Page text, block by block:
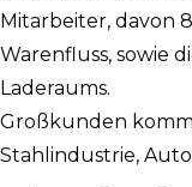
Mitarbeiter, davon
Warenfluss, sowie
Laderaums.
Großkunden
Stahlindustrie,